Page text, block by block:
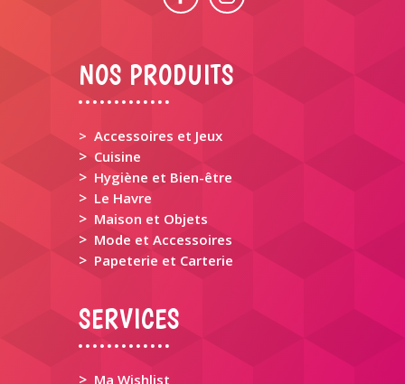
NOS PRODUITS
> Accessoires et Jeux
> Cuisine
> Hygiène et Bien-être
> Le Havre
> Maison et Objets
> Mode et Accessoires
> Papeterie et Carterie
SERVICES
> Ma Wishlist